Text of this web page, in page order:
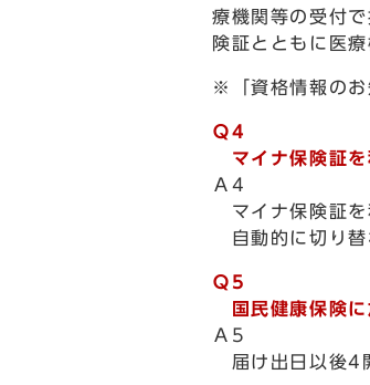
療機関等の受付
険証とともに医
※「資格情報のお
Ｑ4
マイナ保険証を
Ａ4
マイナ保険証を
自動的に切り替
Ｑ5
国民健康保険に
Ａ5
届け出日以後4